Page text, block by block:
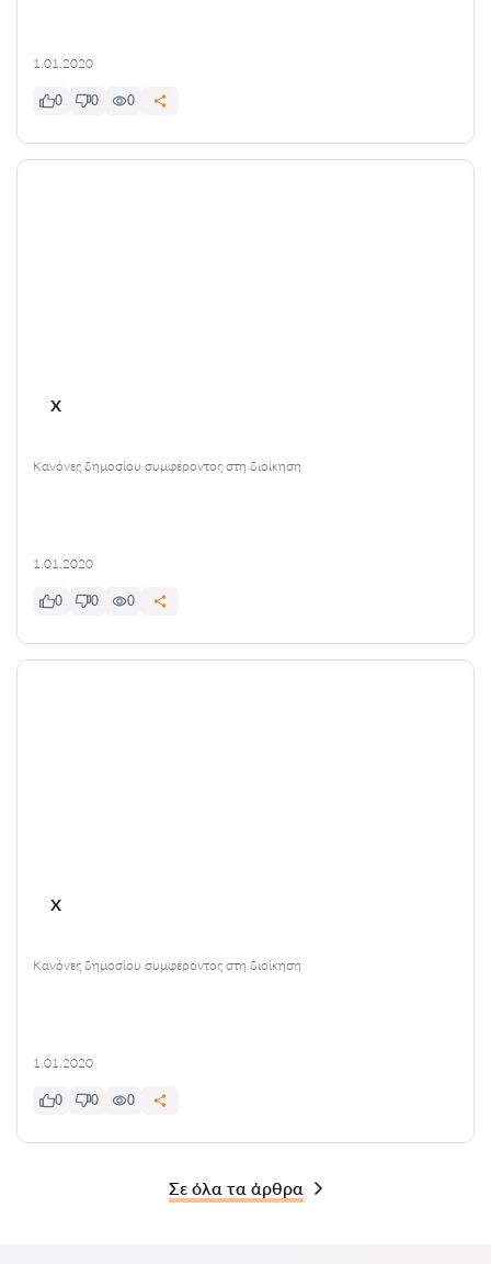
1.01.2020
0 0 0
x
Κανόνες δημοσίου συμφέροντος στη διοίκηση
1.01.2020
0 0 0
x
Κανόνες δημοσίου συμφέροντος στη διοίκηση
1.01.2020
0 0 0
Σε όλα τα άρθρα